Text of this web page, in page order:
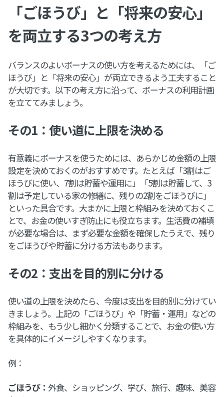
「ごほうび」と「将来の安心」
を両立する3つの考え方
バランスのよいボーナスの使い方を考えるためには、「ご
ほうび」と「将来の安心」が両立できるよう工夫すること
が大切です。以下の考え方に沿って、ボーナスの利用計画
を立ててみましょう。
その1：使い道に上限を決める
有意義にボーナスを使うためには、あらかじめ金額の上限
設定を決めておくのがおすすめです。たとえば「3割はご
ほうびに使い、7割は貯蓄や運用に」「5割は貯蓄して、3
割は予定している家の修繕に、残りの2割をごほうびに」
といった具合です。大まかに上限と枠組みを決めておくこ
とで、お金の使いすぎ防止にも役立ちます。生活費の補填
が必要な場合は、まず必要な金額を確保したうえで、残り
をごほうびや貯蓄に分ける方法もあります。
その2：支出を目的別に分ける
使い道の上限を決めたら、今度は支出を目的別に分けてい
きましょう。上記の「ごほうび」や「貯蓄・運用」などの
枠組みを、もう少し細かく分類することで、お金の使い方
を具体的にイメージしやすくなります。
例：
ごほうび： 外食、ショッピング、学び、旅行、趣味、美容